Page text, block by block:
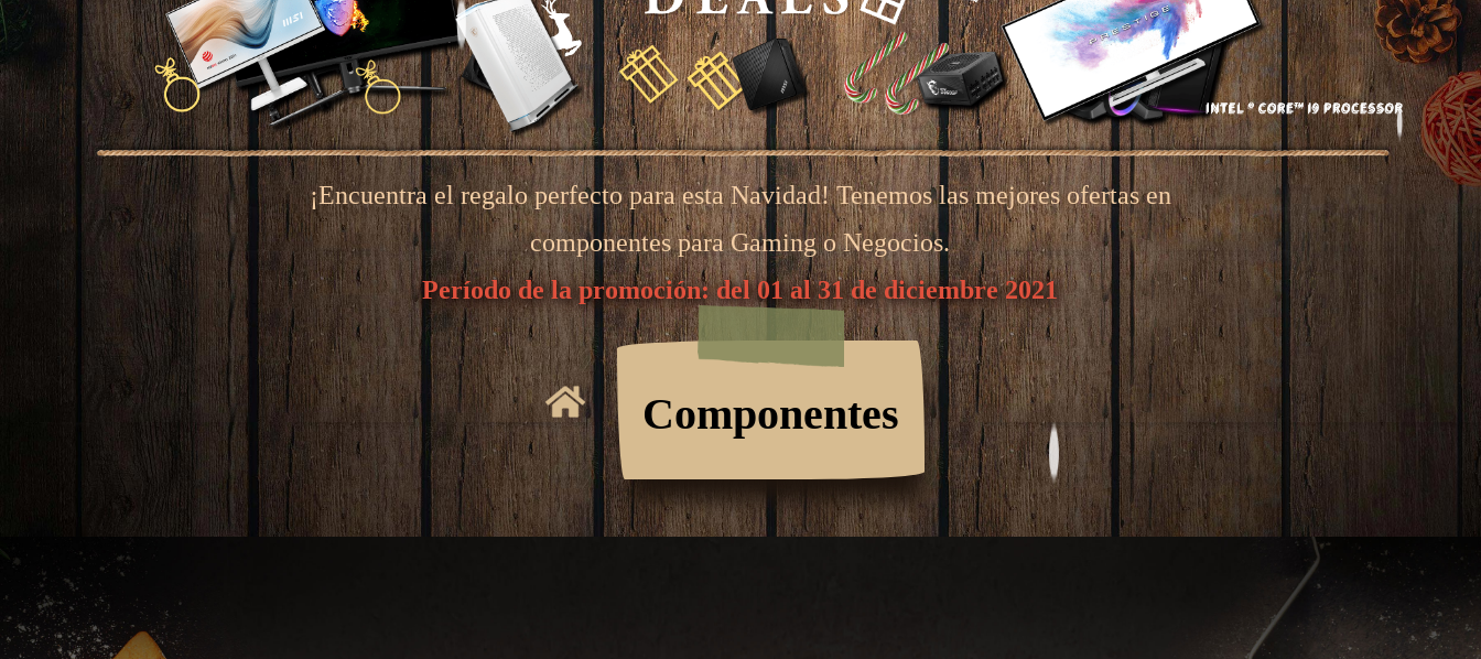
¡Encuentra el regalo perfecto para esta Navidad! Tenemos las mejores ofertas en
componentes para Gaming o Negocios.
Período de la promoción: del 01 al 31 de diciembre 2021
Componentes